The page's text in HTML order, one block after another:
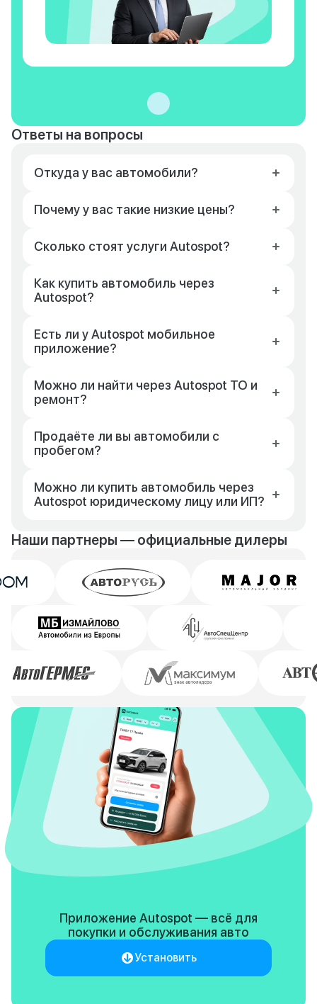
Ответы на вопросы
Откуда у вас автомобили?
Почему у вас такие низкие цены?
Сколько стоят услуги Autospot?
Как купить автомобиль через
Autospot?
Есть ли у Autospot мобильное
приложение?
Можно ли найти через Autospot ТО и
ремонт?
Продаёте ли вы автомобили с
пробегом?
Можно ли купить автомобиль через
Autospot юридическому лицу или ИП?
Наши партнеры — официальные дилеры
Приложение Autospot — всё для
покупки и обслуживания авто
Установить